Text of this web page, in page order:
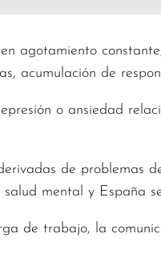
agotamiento
acumulación de
o ansiedad
de problemas
mental y España
de trabajo, la